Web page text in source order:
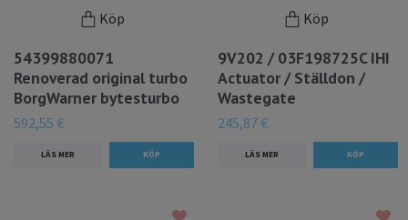
Köp
54399880071
Renoverad original turbo
BorgWarner bytesturbo
592,55 €
LÄS MER
Köp
9V202 / 03F198725C IHI
Actuator / Ställdon /
Wastegate
245,87 €
LÄS MER